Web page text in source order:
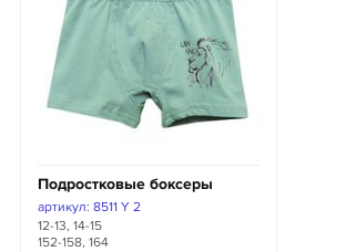
Подростковые боксеры
артикул: 8511 Y 2
12-13, 14-15
152-158, 164